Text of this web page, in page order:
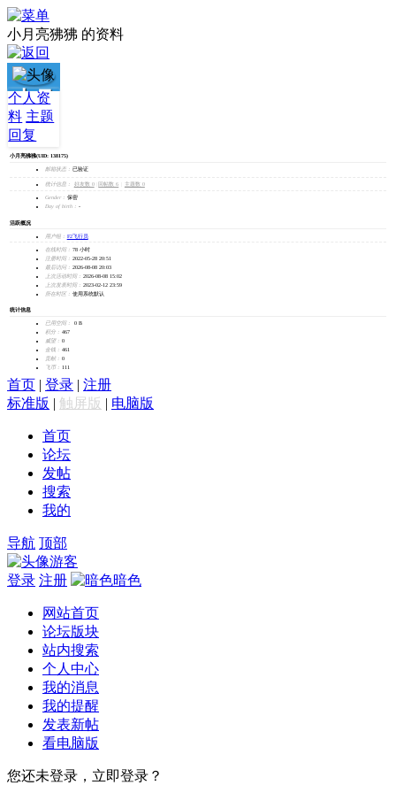
小月亮狒狒 的资料
小月
亮狒
狒
发消息
个人资
料 主题
回复
小月亮狒狒(UID: 138175)
邮箱状态： 已验证
统计信息： 好友数 0 回帖数 6 主题数 0
Gender： 保密
Day of birth： -
活跃概况
用户组： F2飞行员
在线时间： 78 小时
注册时间： 2022-05-28 20:51
最后访问： 2026-08-08 20:03
上次活动时间： 2026-08-08 15:02
上次发表时间： 2023-02-12 23:59
所在时区： 使用系统默认
统计信息
已用空间：
0 B
积分： 467
威望： 0
金钱： 461
贡献： 0
飞币：
111
首页 | 登录 | 注册
标准版 | 触屏版 | 电脑版
首页
论坛
发帖
搜索
我的
导航 顶部
游客
登录 注册 暗色
网站首页
论坛版块
站内搜索
个人中心
我的消息
我的提醒
发表新帖
看电脑版
您还未登录，立即登录？